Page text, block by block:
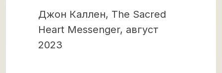
Джон Каллен, The Sacred
Heart Messenger, август
2023